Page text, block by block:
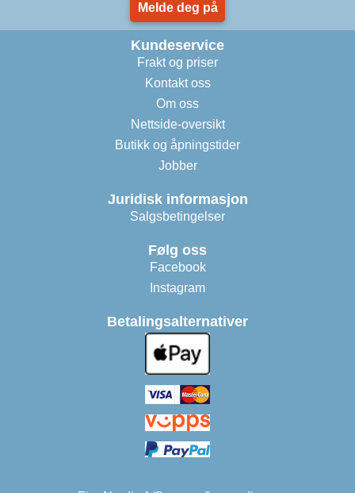
Melde deg på
Kundeservice
Frakt og priser
Kontakt oss
Om oss
Nettside-oversikt
Butikk og åpningstider
Jobber
Juridisk informasjon
Salgsbetingelser
Følg oss
Facebook
Instagram
Betalingsalternativer